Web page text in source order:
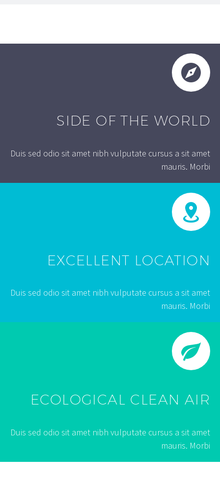
SIDE OF THE WORLD
Duis sed odio sit amet nibh vulputate cursus a sit amet
mauris. Morbi
EXCELLENT LOCATION
Duis sed odio sit amet nibh vulputate cursus a sit amet
mauris. Morbi
ECOLOGICAL CLEAN AIR
Duis sed odio sit amet nibh vulputate cursus a sit amet
mauris. Morbi